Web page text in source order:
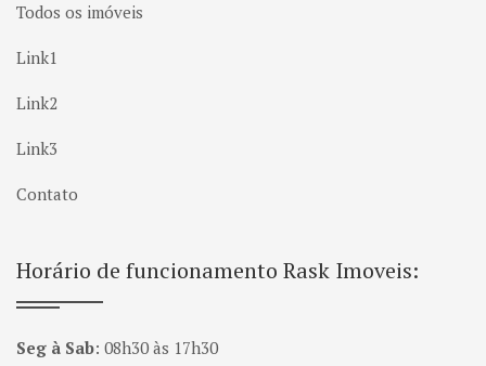
Todos os imóveis
Link1
Link2
Link3
Contato
Horário de funcionamento Rask Imoveis:
Seg à Sab: 08h30 às 17h30